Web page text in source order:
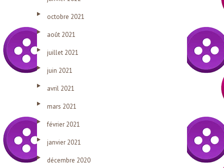
octobre 2021
août 2021
juillet 2021
juin 2021
avril 2021
mars 2021
février 2021
janvier 2021
décembre 2020